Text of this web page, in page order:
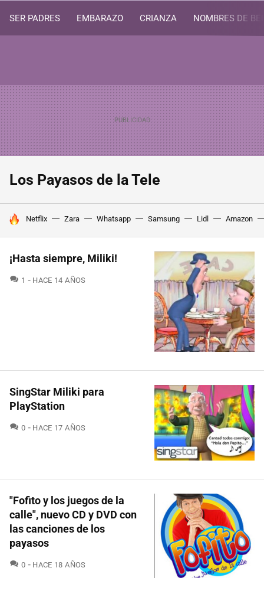
SER PADRES EMBARAZO CRIANZA NOMBRES DE
Los Payasos de la Tele
HOY SE HABLA DE
Netflix Zara Whatsapp Samsung Lidl Amazon
¡Hasta siempre, Miliki!
1 COMENTARIOS
HACE 14 AÑOS
SingStar Miliki para
PlayStation
0 COMENTARIOS
HACE 17 AÑOS
"Fofito y los juegos de la
calle", nuevo CD y DVD con
las canciones de los
payasos
0 COMENTARIOS
HACE 18 AÑOS